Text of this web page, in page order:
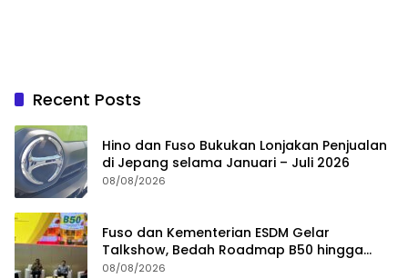
Recent Posts
Hino dan Fuso Bukukan Lonjakan Penjualan
di Jepang selama Januari – Juli 2026
08/08/2026
Fuso dan Kementerian ESDM Gelar
Talkshow, Bedah Roadmap B50 hingga
Dampaknya
08/08/2026